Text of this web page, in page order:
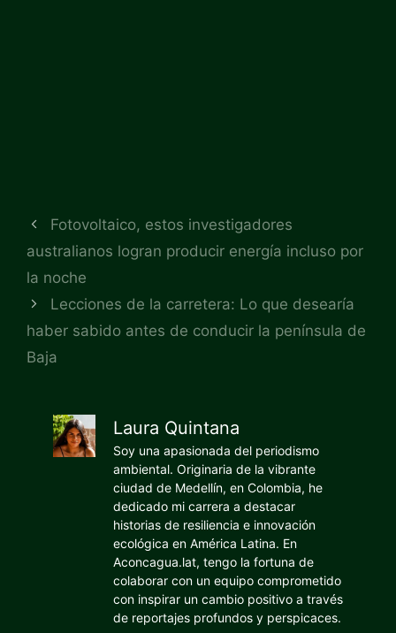
Fotovoltaico, estos investigadores
australianos logran producir energía incluso por
la noche
Lecciones de la carretera: Lo que desearía
haber sabido antes de conducir la península de
Baja
Laura Quintana
Soy una apasionada del periodismo
ambiental. Originaria de la vibrante
ciudad de Medellín, en Colombia, he
dedicado mi carrera a destacar
historias de resiliencia e innovación
ecológica en América Latina. En
Aconcagua.lat, tengo la fortuna de
colaborar con un equipo comprometido
con inspirar un cambio positivo a través
de reportajes profundos y perspicaces.